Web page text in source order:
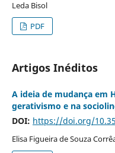
Leda Bisol
PDF
Artigos Inéditos
A ideia de mudança em
gerativismo e na
DOI: https://doi.org/
Elisa Figueira de Souza